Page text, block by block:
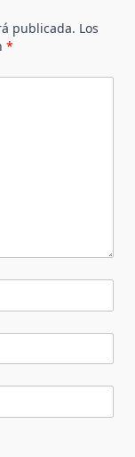
publicada. Los
*